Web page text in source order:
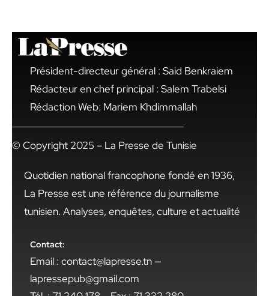
Président-directeur général : Said Benkraiem
Rédacteur en chef principal : Salem Trabelsi
Rédaction Web: Mariem Khdimmallah
© Copyright 2025 – La Presse de Tunisie
Quotidien national francophone fondé en 1936,
La Presse est une référence du journalisme
tunisien. Analyses, enquêtes, culture et actualité
Contact:
Email : contact@lapresse.tn —
lapressepub@gmail.com